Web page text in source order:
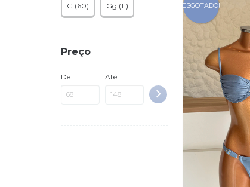
G (60) Gg (11)
Preço
De Até
ESGOTADO!